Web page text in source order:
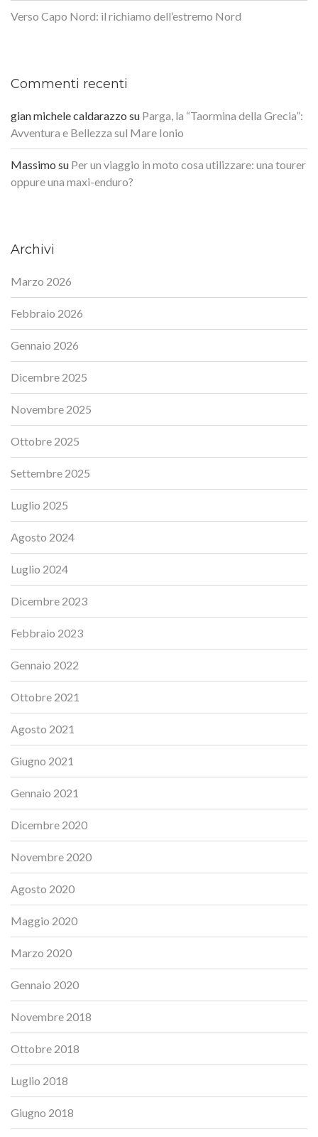
Verso Capo Nord: il richiamo dell’estremo Nord
Commenti recenti
gian michele caldarazzo su Parga, la “Taormina della Grecia”:
Avventura e Bellezza sul Mare Ionio
Massimo su Per un viaggio in moto cosa utilizzare: una tourer
oppure una maxi-enduro?
Archivi
Marzo 2026
Febbraio 2026
Gennaio 2026
Dicembre 2025
Novembre 2025
Ottobre 2025
Settembre 2025
Luglio 2025
Agosto 2024
Luglio 2024
Dicembre 2023
Febbraio 2023
Gennaio 2022
Ottobre 2021
Agosto 2021
Giugno 2021
Gennaio 2021
Dicembre 2020
Novembre 2020
Agosto 2020
Maggio 2020
Marzo 2020
Gennaio 2020
Novembre 2018
Ottobre 2018
Luglio 2018
Giugno 2018